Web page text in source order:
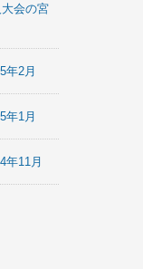
会の宮
年2月
年1月
年11月